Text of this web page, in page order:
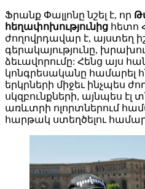
Ֆրանք Փալլոնը նշել է, որ
հեղափոխությունից հետո
ժողովրդավար է, այստեղ
գերակայությունը,
ձեւավորումը: Հենց այս
կոնգրեսականը համարել
երկրների միջեւ ինչպես
սկզբունքների, այնպես
առևտրի ոլորտներում
հարթակ ստեղծելու